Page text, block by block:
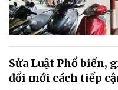
Sửa Luật Phổ biến,
đổi mới cách tiếp